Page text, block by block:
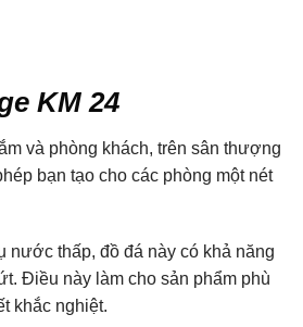
KM 24
và phòng khách, trên sân thượng
bạn tạo cho các phòng một nét
nước thấp, đồ đá này có khả năng
Điều này làm cho sản phẩm phù
khắc nghiệt.